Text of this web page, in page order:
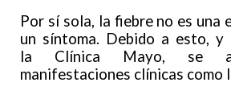
Por sí sola, la fiebre no es una
un síntoma. Debido a esto, y
la Clínica Mayo, se
manifestaciones clínicas como